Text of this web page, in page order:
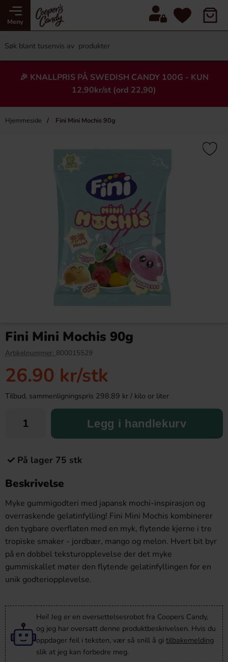
Meny
🎉 KNALLPRIS PÅ SWEDISH CANDY 100G - KUN
12,90kr/st (ord 22,90)
Hjemmeside Fini Mini Mochis 90g
×
& Bonito 45g
Köp
Fini Mini Mochis 90g
Artikelnummer: 800015529
26.90 kr/stk
Tilbud, sammenligningspris 298.89 kr / kilo or liter
Legg i handlekurv
På lager 75 stk
Beskrivelse
Myke gummigodteri med japansk mochi-inspirasjon og
overraskende gelatinfylling! Fini Mini Mochis kombinerer
den tygbare overflaten med en myk, flytende kjerne i tre
tropiske smaker - jordbær, mango og melon. Hvert bit byr
på en dobbel teksturopplevelse der det myke
gummiskallet møter den flytende gelatinfyllingen for en
unik godteriopplevelse.
Hei! Jeg er en oversettelsesrobot fra Coopers Candy,
og jeg har oversatt denne produktbeskrivelsen. Hvis du
oppdager feil i teksten, vær så snill å gi tilbakemelding
slik at jeg kan forbedre meg.